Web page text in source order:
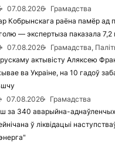
07.08.2026
Грамадства
Кобрынскага раёна памёр ад
— экспертыза паказала 7,2
07.08.2026
Грамадства,
актывісту Аляксею
ва Украіне, на 10 гадоў
07.08.2026
Грамадства
за 340 аварыйна-
ў ліквідацыі